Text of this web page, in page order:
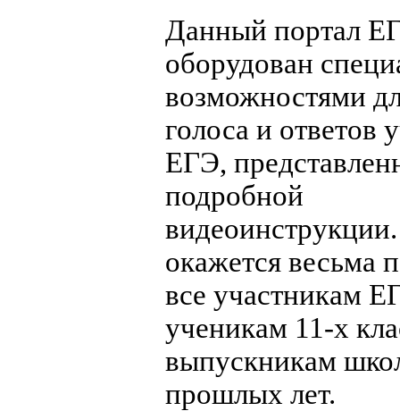
Данный портал
оборудован
возможностями
голоса и ответов
ЕГЭ,
подробной
окажется весьма
все участникам
ученикам 11-х
выпускникам
прошлых лет.